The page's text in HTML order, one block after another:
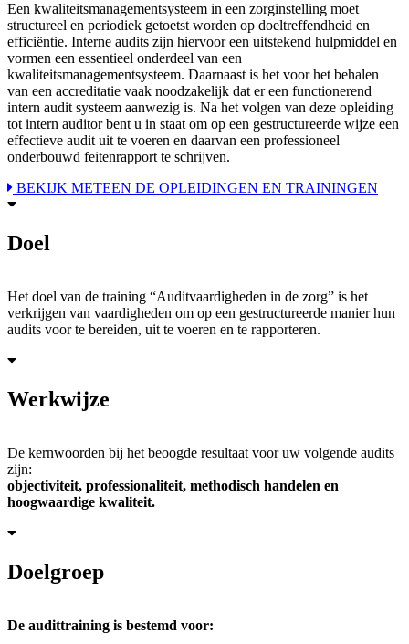
Een kwaliteitsmanagementsysteem in een zorginstelling moet
structureel en periodiek getoetst worden op doeltreffendheid en
efficiëntie. Interne audits zijn hiervoor een uitstekend hulpmiddel en
vormen een essentieel onderdeel van een
kwaliteitsmanagementsysteem. Daarnaast is het voor het behalen
van een accreditatie vaak noodzakelijk dat er een functionerend
intern audit systeem aanwezig is. Na het volgen van deze opleiding
tot intern auditor bent u in staat om op een gestructureerde wijze een
effectieve audit uit te voeren en daarvan een professioneel
onderbouwd feitenrapport te schrijven.
BEKIJK METEEN DE OPLEIDINGEN EN TRAININGEN
Doel
Het doel van de training “Auditvaardigheden in de zorg” is het
verkrijgen van vaardigheden om op een gestructureerde manier hun
audits voor te bereiden, uit te voeren en te rapporteren.
Werkwijze
De kernwoorden bij het beoogde resultaat voor uw volgende audits
zijn:
objectiviteit, professionaliteit, methodisch handelen en
hoogwaardige kwaliteit.
Doelgroep
De audittraining is bestemd voor: